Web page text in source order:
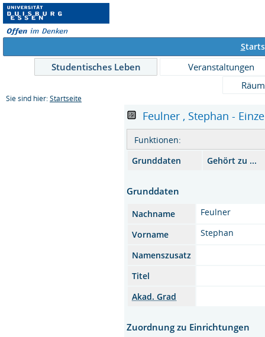
S
Studentisches Leben
Veranstaltungen
Sie sind hier: Startseite
Feulner , Stephan -
Funktionen:
Grunddaten
Gehört zu ...
Grunddaten
Nachname
Feulner
Vorname
Stephan
Namenszusatz
Titel
Akad. Grad
Zuordnung zu Einrichtungen